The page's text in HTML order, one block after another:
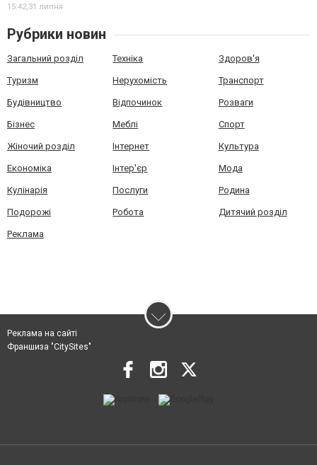
15:42,31 липня
Рубрики новин
Загальний розділ Техніка Здоров'я
Туризм Нерухомість Транспорт
Будівництво Відпочинок Розваги
Бізнес Меблі Спорт
Жіночий розділ Інтернет Культура
Економіка Інтер'єр Мода
Кулінарія Послуги Родина
Подорожі Робота Дитячий розділ
Реклама
Реклама на сайті
Франшиза "CitySites"